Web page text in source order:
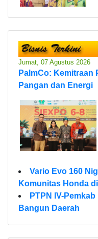
Jumat, 07 Agustus 2026
PalmCo: Kemitraan
Pangan dan Energi
Vario Evo 160
Komunitas Honda
PTPN IV-
Bangun Daerah